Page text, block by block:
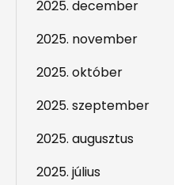
2025. december
2025. november
2025. október
2025. szeptember
2025. augusztus
2025. július